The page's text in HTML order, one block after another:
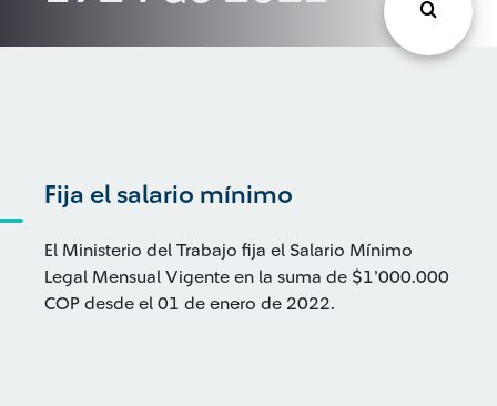
Fija el salario mínimo
El Ministerio del Trabajo fija el Salario Mínimo
Legal Mensual Vigente en la suma de $1’000.000
COP desde el 01 de enero de 2022.